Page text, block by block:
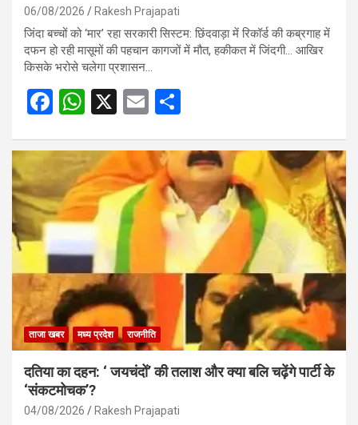
06/08/2026 Rakesh Prajapati
जिंदा बच्चों को ‘मार’ रहा सरकारी सिस्टम: छिंदवाड़ा में रिकॉर्ड की कब्रगाह में
दफन हो रही मासूमों की पहचान कागजों में मौत, हकीकत में जिंदगी… आखिर
किसके भरोसे चलेगा प्रशासन…
F
ce
b
o
o
k
W
at
s
A
p
p
X
E
ail ar
e
ताजा खबर मध्य प्रदेश राजनीति
दतिया का दहन: ‘ जयचंदों’ की तलाश और क्या बलि चढ़ेंगे पार्टी के
‘संकटमोचक’?
04/08/2026 Rakesh Prajapati